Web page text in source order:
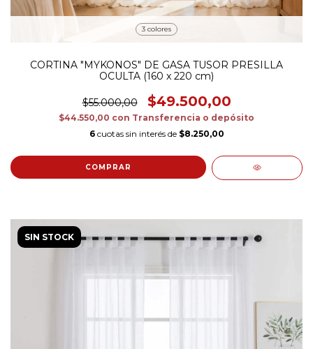
3 colores
CORTINA "MYKONOS" DE GASA TUSOR PRESILLA
OCULTA (160 x 220 cm)
$55.000,00 $49.500,00
$44.550,00 con Transferencia o depósito
6 cuotas sin interés de $8.250,00
COMPRAR
SIN STOCK